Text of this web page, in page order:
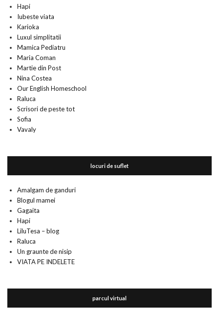
Hapi
Iubeste viata
Karioka
Luxul simplitatii
Mamica Pediatru
Maria Coman
Martie din Post
Nina Costea
Our English Homeschool
Raluca
Scrisori de peste tot
Sofia
Vavaly
locuri de suflet
Amalgam de ganduri
Blogul mamei
Gagaita
Hapi
LiluTesa – blog
Raluca
Un graunte de nisip
VIATA PE INDELETE
parcul virtual